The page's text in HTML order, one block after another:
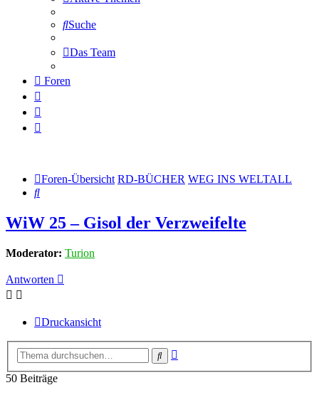
Suche
Das Team
Foren
Foren-Übersicht RD-BÜCHER WEG INS WELTALL
Suche
WiW 25 – Gisol der Verzweifelte
Moderator: Turion
Antworten
Druckansicht
Suche
50 Beiträge